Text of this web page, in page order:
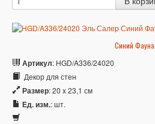
Синий Фауна
Артикул: HGD/A336/24020
Декор для стен
Размер: 20 x 23,1 см
Ед. изм.: шт.